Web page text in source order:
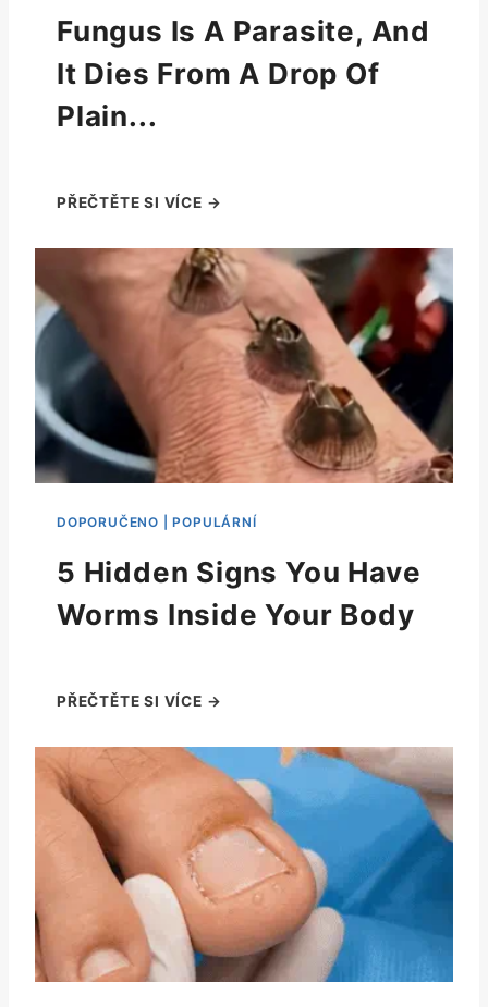
Fungus Is A Parasite, And
It Dies From A Drop Of
Plain...
5 Hidden Signs You Have
Worms Inside Your Body